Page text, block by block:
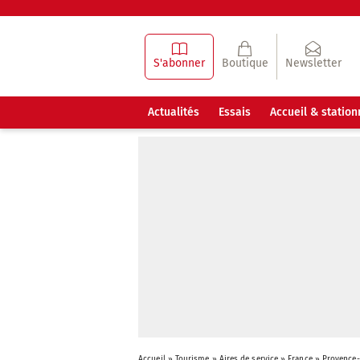
S'abonner Boutique Newsletter
Actualités Essais Accueil &